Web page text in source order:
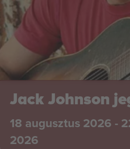
Jack Johnson
18 augusztus 2026 -
2026